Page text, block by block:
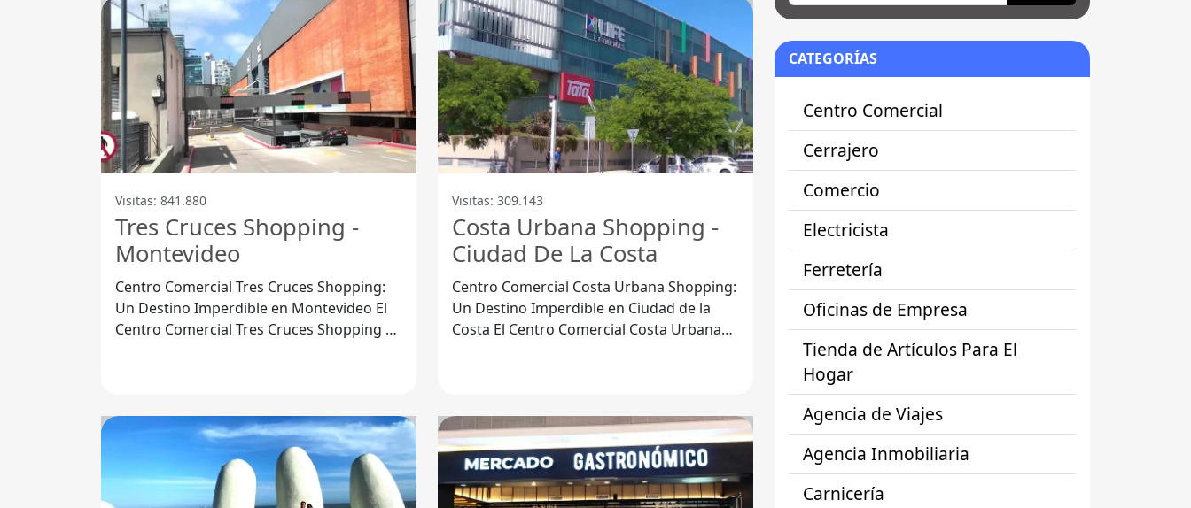
Visitas: 841.880
Tres Cruces Shopping -
Montevideo
Centro Comercial Tres Cruces Shopping:
Un Destino Imperdible en Montevideo El
Centro Comercial Tres Cruces Shopping es
Visitas: 309.143
Costa Urbana Shopping -
Ciudad De La Costa
Centro Comercial Costa Urbana Shopping:
Un Destino Imperdible en Ciudad de la
Costa El Centro Comercial Costa Urbana
CATEGORÍAS
Centro Comercial
Cerrajero
Comercio
Electricista
Ferretería
Oficinas de Empresa
Tienda de Artículos Para El
Hogar
Agencia de Viajes
Agencia Inmobiliaria
Carnicería